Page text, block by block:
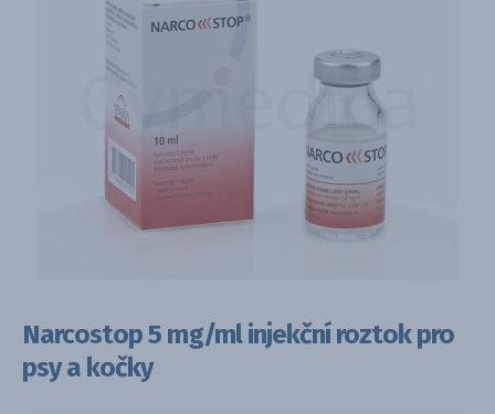
Narcostop 5 mg/ml injekční roztok pro
psy a kočky